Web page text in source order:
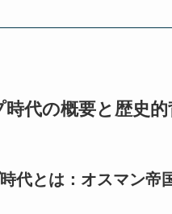
代の概要と歴史的
代とは：オスマン帝